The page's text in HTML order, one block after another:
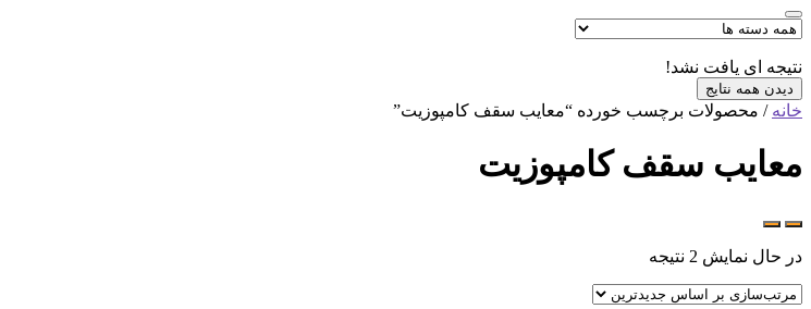
نتیجه ای یافت نشد!
دیدن همه نتایج
خانه / محصولات برچسب خورده “معایب سقف کامپوزیت”
معایب سقف کامپوزیت
در حال نمایش 2 نتیجه